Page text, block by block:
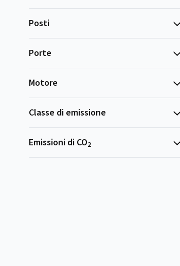
Posti
Porte
Motore
Classe di emissione
Emissioni di CO2